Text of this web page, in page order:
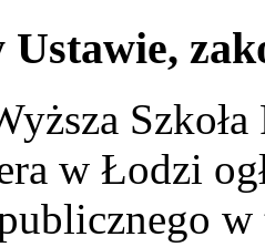
Ustawie,
w Łodzi